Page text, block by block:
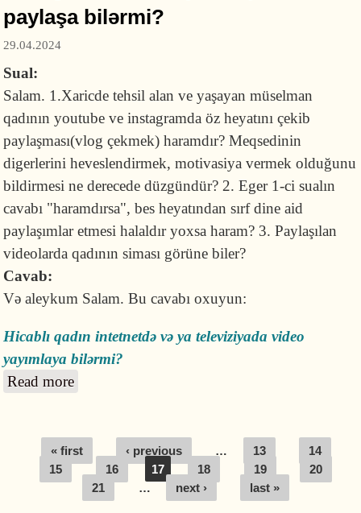
paylaşa bilərmi?
29.04.2024
Sual:
Salam. 1.Xaricde tehsil alan ve yaşayan müselman
qadının youtube ve instagramda öz heyatını çekib
paylaşması(vlog çekmek) haramdır? Meqsedinin
digerlerini heveslendirmek, motivasiya vermek olduğunu
bildirmesi ne derecede düzgündür? 2. Eger 1-ci sualın
cavabı "haramdırsa", bes heyatından sırf dine aid
paylaşımlar etmesi halaldır yoxsa haram? 3. Paylaşılan
videolarda qadının siması görüne biler?
Cavab:
Və aleykum Salam. Bu cavabı oxuyun:
Hicablı qadın intetnetdə və ya televiziyada video
yayımlaya bilərmi?
Read more
Pages« first ‹ previous … 13
14
15
16 17 18 19
20
21
… next › last »